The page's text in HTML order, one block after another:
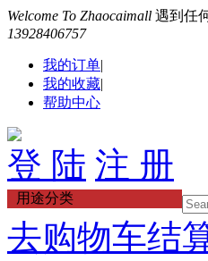
Welcome To Zhaocaimall 遇到任
13928406757
我的订单|
我的收藏|
帮助中心
登 陆 注 册
用途分类
去购物车结